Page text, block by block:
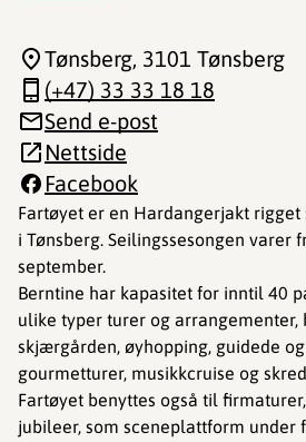
Fartøyet er en Hardangerjakt rigget
i Tønsberg. Seilingssesongen varer
september.
Berntine har kapasitet for inntil 40
ulike typer turer og arrangementer,
skjærgården, øyhopping, guidede
gourmetturer, musikkcruise og
Fartøyet benyttes også til
jubileer, som sceneplattform under
Tønsberg, 3101 Tønsberg
(+47) 33 33 18 18
Send e-post
Nettside
Facebook